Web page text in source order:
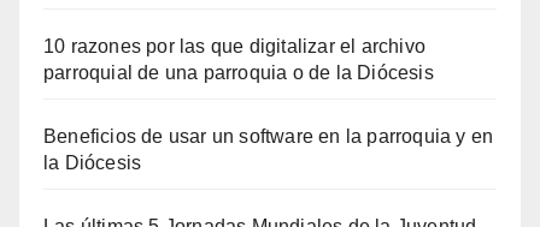
10 razones por las que digitalizar el archivo
parroquial de una parroquia o de la Diócesis
Beneficios de usar un software en la parroquia y en
la Diócesis